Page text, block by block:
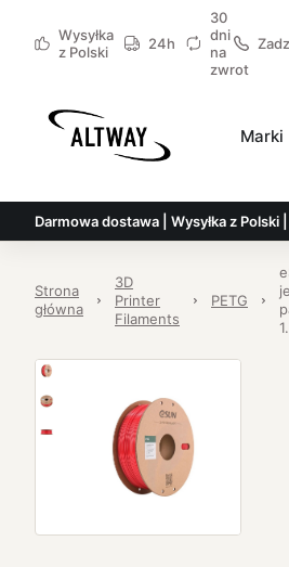
Wysyłka
z Polski
24h
30
dni
na
zwrot
Marki
Darmowa dostawa | Wysyłka z Polski
Strona
główna
3D
Printer
Filaments
PETG